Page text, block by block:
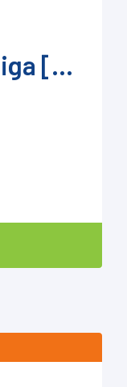
MOBILE 5G/30 Giga [Tip]